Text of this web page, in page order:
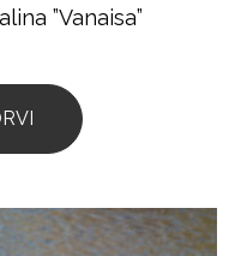
”Vanaisa”